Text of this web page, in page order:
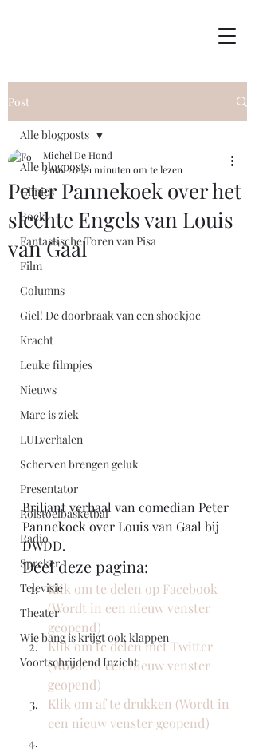
Post
Alle blogposts
Clinics
Boek
Fantastische Toren van Pisa
Film
Columns
Giel! De doorbraak van een shockjoc
Kracht
Leuke filmpjes
Nieuws
Marc is ziek
LULverhalen
Scherven brengen geluk
Presentator
Rolstoelbasketbal
Radio
Spreker
Televisie
Theater
Wie bang is krijgt ook klappen
Voortschrijdend Inzicht
Alle blogposts
Peter Pannekoek over het
slechte Engels van Louis
van Gaal
Michel De Hond
3 nov 20141 minuten om te lezen
Briljant verhaal van comedian Peter
Pannekoek over Louis van Gaal bij
DWDD.
Deel deze pagina:
Klik om te delen op Facebook
(Wordt in een nieuw venster
geopend)
Klik om te delen met Twitter
(Wordt in een nieuw venster
geopend)
Klik om af te drukken (Wordt in
een nieuw venster geopend)